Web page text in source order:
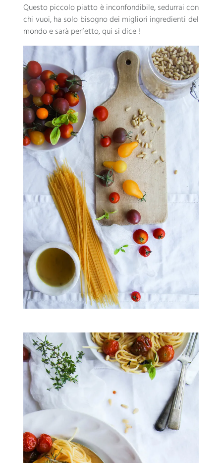
Questo piccolo piatto è inconfondibile, sedurrai con
chi vuoi, ha solo bisogno dei migliori ingredienti del
mondo e sarà perfetto, qui si dice !